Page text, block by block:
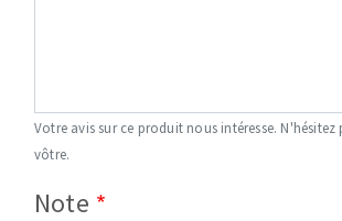
Votre avis sur ce produit nous intéresse. N'hésitez
vôtre.
Note